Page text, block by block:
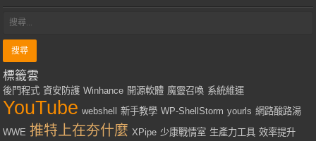
標籤雲
後門程式 資安防護 Winhance 開源軟體 魔靈召喚 系統維運
YouTube webshell 新手教學 WP-ShellStorm yourls 網路酸路湯
WWE 推特上在夯什麼 XPipe 少康戰情室 生產力工具 效率提升